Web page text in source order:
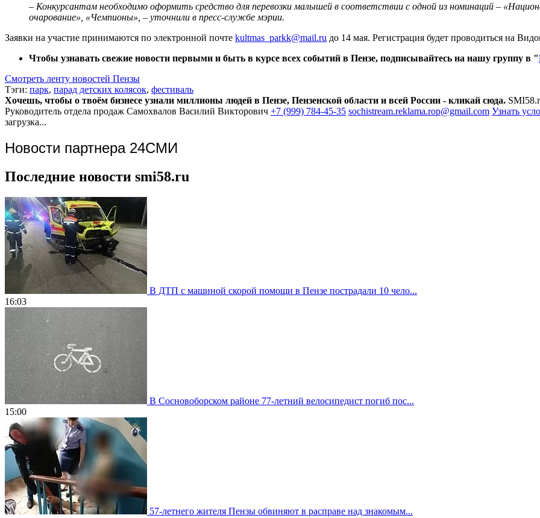
– Конкурсантам необходимо оформить средство для перевозки малышей в соответствии с одной из номинаций –
очарование», «Чемпионы», – уточнили в пресс-службе мэрии.
Заявки на участие принимаются по электронной почте kultmas_parkk@mail.ru до 14 мая. Регистрация будет проводиться на
Чтобы узнавать свежие новости первыми и быть в курсе всех событий в Пензе, подписывайтесь на нашу группу в "
Смотреть ленту новостей Пензы
Тэги: парк, парад детских колясок, фестиваль
Хочешь, чтобы о твоём бизнесе узнали миллионы людей в Пензе, Пензенской области и всей России - кликай сюда.
Руководитель отдела продаж Самохвалов Василий Викторович +7 (999) 784-45-35 sochistream.reklama.rop@gmail.com Узнать
загрузка...
Новости партнера 24СМИ
Последние новости smi58.ru
В ДТП с машиной скорой помощи в Пензе пострадали 10 чело...
16:03
В Сосновоборском районе 77-летний велосипедист погиб пос...
15:00
57-летнего жителя Пензы обвиняют в расправе над знакомым...